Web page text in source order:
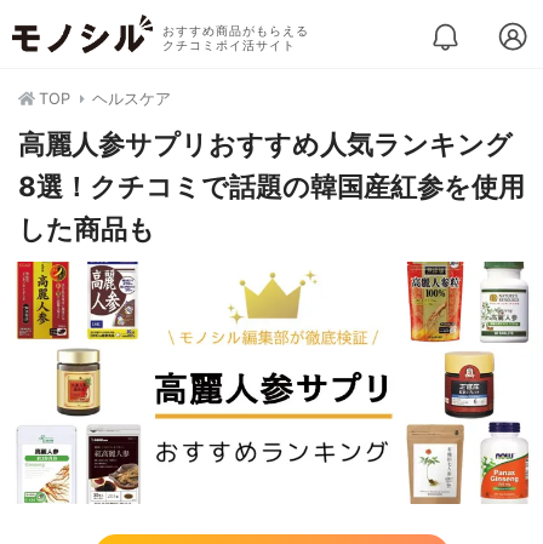
おすすめ商品がもらえる
クチコミポイ活サイト
TOP ヘルスケア
高麗人参サプリおすすめ人気ランキング
8選！クチコミで話題の韓国産紅参を使用
した商品も